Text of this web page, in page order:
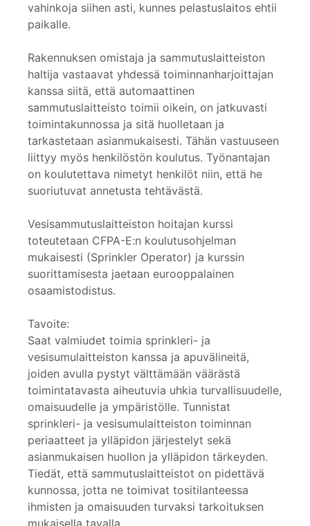
vahinkoja siihen asti, kunnes pelastuslaitos ehtii
paikalle.
Rakennuksen omistaja ja sammutuslaitteiston
haltija vastaavat yhdessä toiminnanharjoittajan
kanssa siitä, että automaattinen
sammutuslaitteisto toimii oikein, on jatkuvasti
toimintakunnossa ja sitä huolletaan ja
tarkastetaan asianmukaisesti. Tähän vastuuseen
liittyy myös henkilöstön koulutus. Työnantajan
on koulutettava nimetyt henkilöt niin, että he
suoriutuvat annetusta tehtävästä.
Vesisammutuslaitteiston hoitajan kurssi
toteutetaan CFPA-E:n koulutusohjelman
mukaisesti (Sprinkler Operator) ja kurssin
suorittamisesta jaetaan eurooppalainen
osaamistodistus.
Tavoite:
Saat valmiudet toimia sprinkleri- ja
vesisumulaitteiston kanssa ja apuvälineitä,
joiden avulla pystyt välttämään väärästä
toimintatavasta aiheutuvia uhkia turvallisuudelle,
omaisuudelle ja ympäristölle. Tunnistat
sprinkleri- ja vesisumulaitteiston toiminnan
periaatteet ja ylläpidon järjestelyt sekä
asianmukaisen huollon ja ylläpidon tärkeyden.
Tiedät, että sammutuslaitteistot on pidettävä
kunnossa, jotta ne toimivat tositilanteessa
ihmisten ja omaisuuden turvaksi tarkoituksen